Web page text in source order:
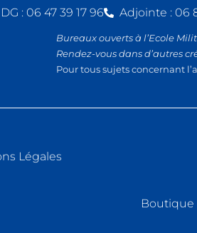
DG : 06 47 39 17 96 Adjointe : 06
Bureaux ouverts à l’Ecole
Rendez-vous dans d’autres
Pour tous sujets concernant
Légales
Boutique